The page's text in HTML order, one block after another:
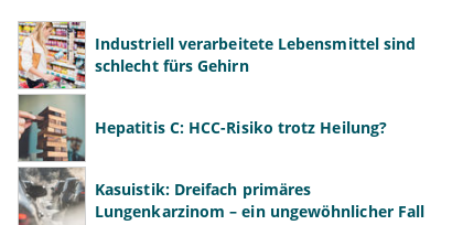
Industriell verarbeitete Lebensmittel sind
schlecht fürs Gehirn
Hepatitis C: HCC-Risiko trotz Heilung?
Kasuistik: Dreifach primäres
Lungenkarzinom – ein ungewöhnlicher Fall